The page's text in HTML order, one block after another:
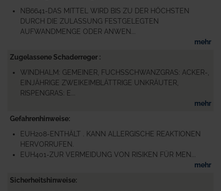
NB6641-DAS MITTEL WIRD BIS ZU DER HÖCHSTEN
DURCH DIE ZULASSUNG FESTGELEGTEN
AUFWANDMENGE ODER ANWEN...
mehr
Zugelassene Schaderreger
WINDHALM: GEMEINER, FUCHSSCHWANZGRAS: ACKER-,
EINJÄHRIGE ZWEIKEIMBLÄTTRIGE UNKRÄUTER,
RISPENGRAS: E...
mehr
Gefahrenhinweise
EUH208-ENTHÄLT . KANN ALLERGISCHE REAKTIONEN
HERVORRUFEN.
EUH401-ZUR VERMEIDUNG VON RISIKEN FÜR MEN...
mehr
Sicherheitshinweise